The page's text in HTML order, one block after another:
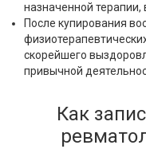
назначенной терапии,
После купирования
скорейшего
привычной
Как